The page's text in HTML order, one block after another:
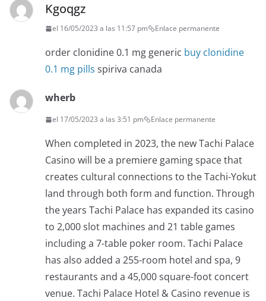
Kgoqgz
el 16/05/2023 a las 11:57 pm Enlace permanente
order clonidine 0.1 mg generic buy clonidine
0.1 mg pills spiriva canada
wherb
el 17/05/2023 a las 3:51 pm Enlace permanente
When completed in 2023, the new Tachi Palace
Casino will be a premiere gaming space that
creates cultural connections to the Tachi-Yokut
land through both form and function. Through
the years Tachi Palace has expanded its casino
to 2,000 slot machines and 21 table games
including a 7-table poker room. Tachi Palace
has also added a 255-room hotel and spa, 9
restaurants and a 45,000 square-foot concert
venue. Tachi Palace Hotel & Casino revenue is